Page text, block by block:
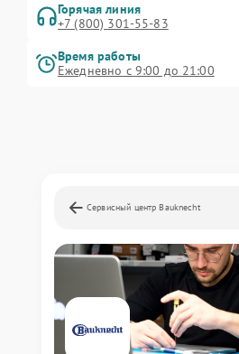
Горячая линия
+7 (800) 301-55-83
Время работы
Ежедневно с 9:00 до 21:00
Сервисный центр Bauknecht